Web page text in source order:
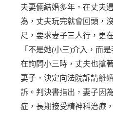
夫妻倆結婚多年，在丈夫
為，丈夫玩完就會回頭，
尺，要求妻子三人行，更
「不是她(小三)介入，而
在詢問小三時，丈夫也搶
妻子，決定向法院訴請離
訴。判決書指出，妻子因
症，長期接受精神科治療